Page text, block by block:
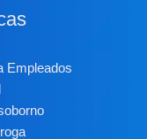
Empleados